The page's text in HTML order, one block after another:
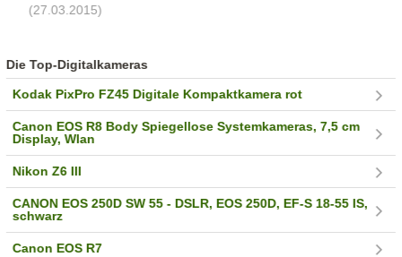
(27.03.2015)
Die Top-Digitalkameras
Kodak PixPro FZ45 Digitale Kompaktkamera rot
Canon EOS R8 Body Spiegellose Systemkameras, 7,5 cm
Display, Wlan
Nikon Z6 III
CANON EOS 250D SW 55 - DSLR, EOS 250D, EF-S 18-55 IS,
schwarz
Canon EOS R7